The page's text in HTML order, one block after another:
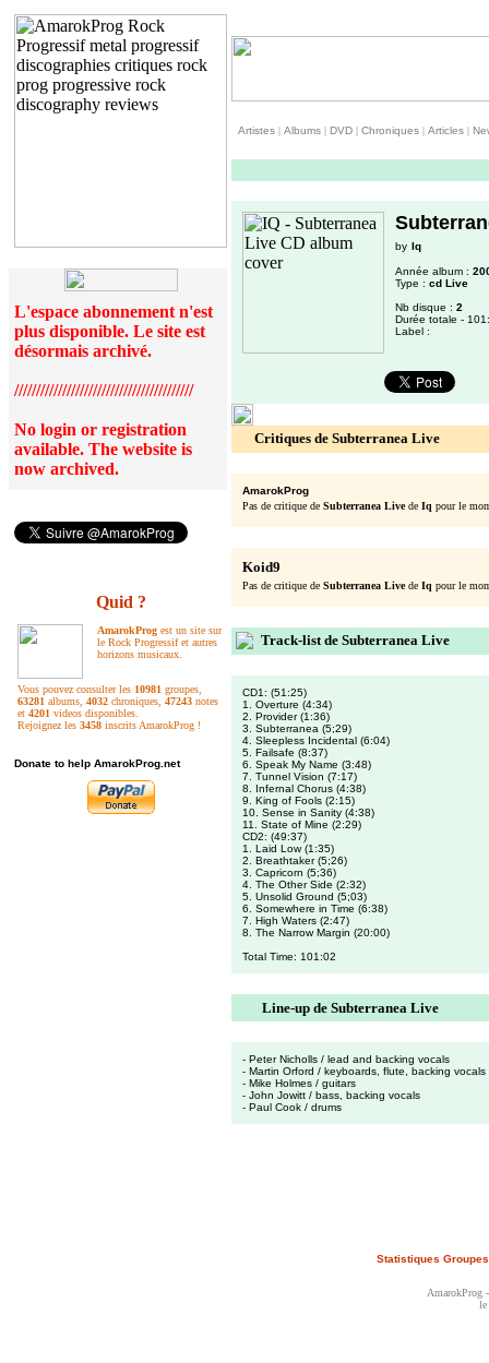
L'espace abonnement n'est
plus disponible. Le site est
désormais archivé.
/////////////////////////////////////////
No login or registration
available. The website is
now archived.
Quid ?
AmarokProg est un site sur
le Rock Progressif et autres
horizons musicaux.
Vous pouvez consulter les 10981 groupes,
63281 albums, 4032 chroniques, 47243 notes
et 4201 videos disponibles.
Rejoignez les 3458 inscrits AmarokProg !
Donate to help AmarokProg.net
Artistes | Albums | DVD | Chroniques | Articles |
by Iq
Année album :
Type : cd Live
Nb disque : 2
Durée totale -
Label :
Critiques de Subterranea Live
AmarokProg
Pas de critique de Subterranea Livede Iq pour le
Koid9
Pas de critique de Subterranea Livede Iq pour le
Track-list de Subterranea Live
CD1: (51:25)
1. Overture (4:34)
2. Provider (1:36)
3. Subterranea (5;29)
4. Sleepless Incidental (6:04)
5. Failsafe (8:37)
6. Speak My Name (3:48)
7. Tunnel Vision (7:17)
8. Infernal Chorus (4:38)
9. King of Fools (2:15)
10. Sense in Sanity (4:38)
11. State of Mine (2:29)
CD2: (49:37)
1. Laid Low (1:35)
2. Breathtaker (5;26)
3. Capricorn (5;36)
4. The Other Side (2:32)
5. Unsolid Ground (5;03)
6. Somewhere in Time (6:38)
7. High Waters (2:47)
8. The Narrow Margin (20:00)
Total Time: 101:02
Line-up de Subterranea Live
- Peter Nicholls / lead and backing vocals
- Martin Orford / keyboards, flute, backing vocals
- Mike Holmes / guitars
- John Jowitt / bass, backing vocals
- Paul Cook / drums
Statistiques Groupes
AmarokProg
le